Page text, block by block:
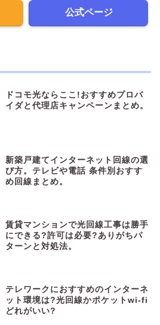
公式ページ
ドコモ光ならここ!おすすめプロバ
イダと代理店キャンペーンまとめ。
新築戸建てインターネット回線の選
び方。テレビや電話 条件別おすす
め回線まとめ。
賃貸マンションで光回線工事は勝手
にできる?許可は必要?ありがちパ
ターンと対処法。
テレワークにおすすめのインターネ
ット環境は?光回線かポケットwi-fi
どれがいい?